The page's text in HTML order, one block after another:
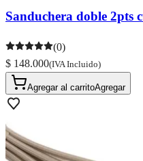
Sanduchera doble 2pts
(0)
$ 148.000(IVA Incluido)
Agregar al carritoAgregar